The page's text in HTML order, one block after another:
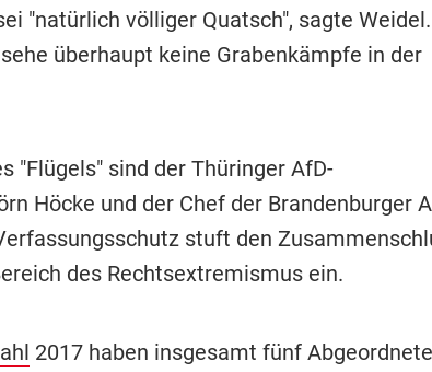
"natürlich völliger Quatsch", sagte Weidel.
überhaupt keine Grabenkämpfe in der
"Flügels" sind der Thüringer AfD-
Höcke und der Chef der Brandenburger
stuft den
des Rechtsextremismus ein.
2017 haben insgesamt fünf